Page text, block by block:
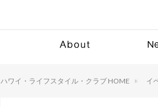
ハワイ・ライフスタイル・クラブ HOME イ